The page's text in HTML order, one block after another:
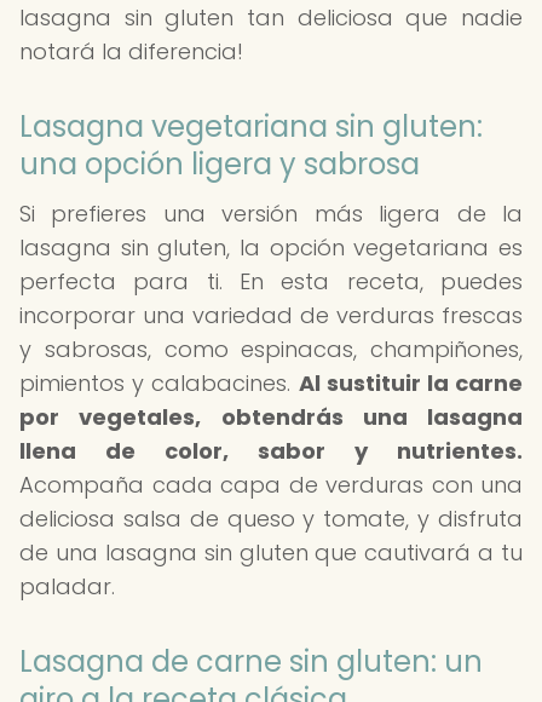
lasagna sin gluten tan deliciosa que nadie
notará la diferencia!
Lasagna vegetariana sin gluten:
una opción ligera y sabrosa
Si prefieres una versión más ligera de la
lasagna sin gluten, la opción vegetariana es
perfecta para ti. En esta receta, puedes
incorporar una variedad de verduras frescas
y sabrosas, como espinacas, champiñones,
pimientos y calabacines. Al sustituir la carne
por vegetales, obtendrás una lasagna
llena de color, sabor y nutrientes.
Acompaña cada capa de verduras con una
deliciosa salsa de queso y tomate, y disfruta
de una lasagna sin gluten que cautivará a tu
paladar.
Lasagna de carne sin gluten: un